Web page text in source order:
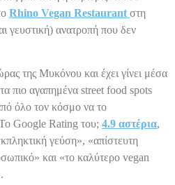
Rhino Vegan Restaurant στη
γευστική) ανατροπή που δεν
της Μυκόνου και έχει γίνει μέσα
πιο αγαπημένα street food spots
όλο τον κόσμο να το
Google Rating του; 4.9 αστέρια,
γεύση», «απίστευτη
και «το καλύτερο vegan